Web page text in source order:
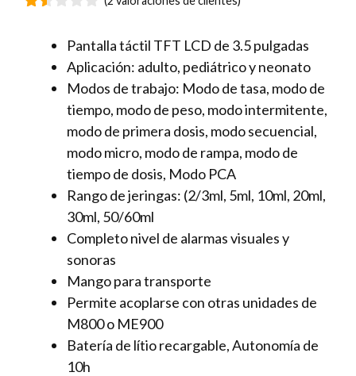
Pantalla táctil TFT LCD de 3.5pulgadas
Aplicación: adulto, pediátrico y neonato
Modos de trabajo: Modo de tasa, modo de
tiempo, modo de peso, modo intermitente,
modo de primera dosis, modo secuencial,
modo micro, modo de rampa, modo de
tiempo de dosis, Modo PCA
Rango de jeringas: (2/3ml, 5ml, 10ml, 20ml,
30ml, 50/60ml
Completo nivel de alarmas visuales y
sonoras
Mango para transporte
Permite acoplarse con otras unidades de
M800 o ME900
Batería de lítio recargable, Autonomía de
10h